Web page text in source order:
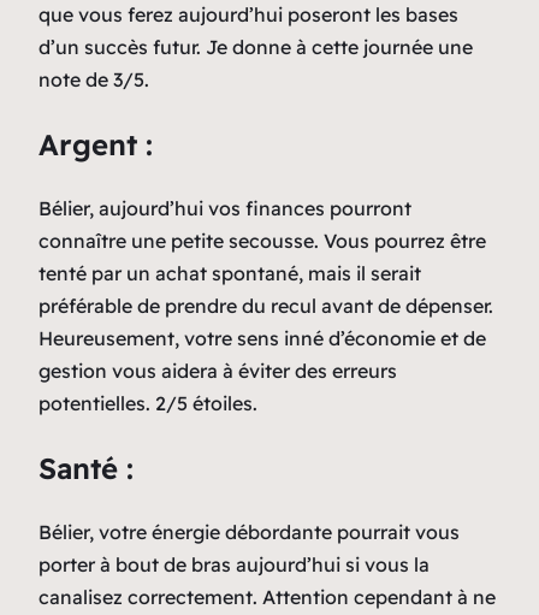
que vous ferez aujourd’hui poseront les bases
d’un succès futur. Je donne à cette journée une
note de 3/5.
Argent :
Bélier, aujourd’hui vos finances pourront
connaître une petite secousse. Vous pourrez être
tenté par un achat spontané, mais il serait
préférable de prendre du recul avant de dépenser.
Heureusement, votre sens inné d’économie et de
gestion vous aidera à éviter des erreurs
potentielles. 2/5 étoiles.
Santé :
Bélier, votre énergie débordante pourrait vous
porter à bout de bras aujourd’hui si vous la
canalisez correctement. Attention cependant à ne